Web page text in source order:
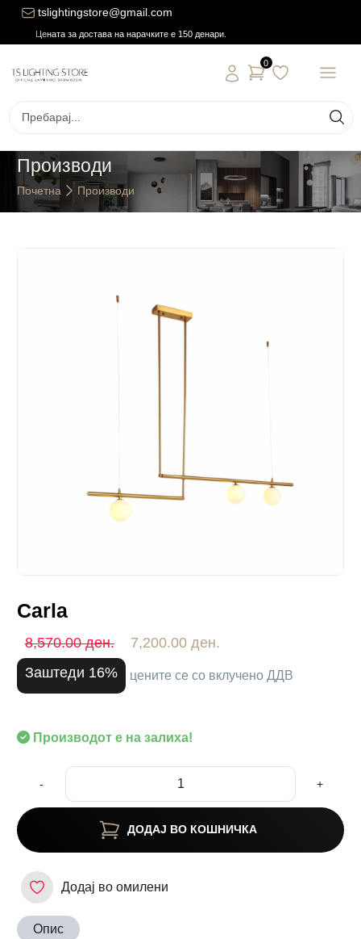
tslightingstore@gmail.com
Цената за достава на нарачките е 150 денари.
0
Производи
Почетна Производи
Carla
8,570.00 ден.
7,200.00 ден.
Заштеди 16%
цените се со вклучено ДДВ
Производот е на залиха!
- +
ДОДАЈ ВО КОШНИЧКА
Додај во омилени
Опис